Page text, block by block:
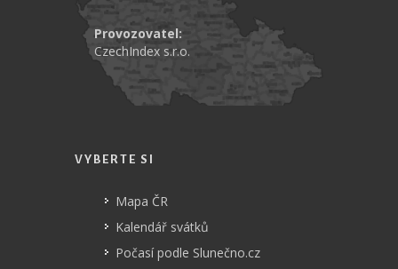
Provozovatel:
CzechIndex s.r.o.
VYBERTE SI
Mapa ČR
Kalendář svátků
Počasí podle Slunečno.cz